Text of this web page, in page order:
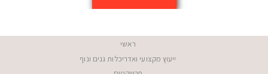
ראשי
ייעוץ מקצועי ואדריכלות גנים ונוף